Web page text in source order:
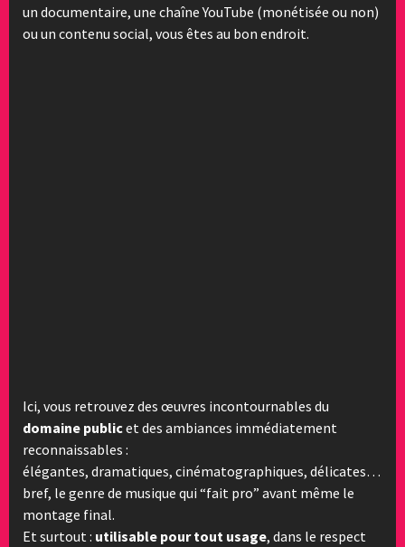
un documentaire, une chaîne YouTube (monétisée ou non)
ou un contenu social, vous êtes au bon endroit.
Ici, vous retrouvez des œuvres incontournables du
domaine publicet des ambiances immédiatement
reconnaissables :
élégantes, dramatiques, cinématographiques, délicates…
bref, le genre de musique qui “fait pro” avant même le
montage final.
Et surtout : utilisable pour tout usage, dans le respect